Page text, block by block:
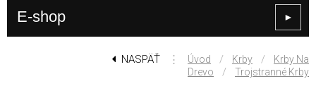
E-shop ►
NASPÄŤ ⋮ Úvod / Krby /
Krby Na
Drevo
/ Trojstranné Krby